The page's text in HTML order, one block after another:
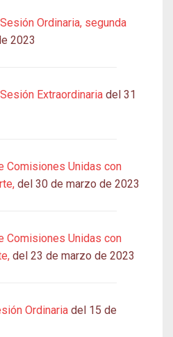
Ordinaria, segunda
2023
Extraordinaria del 31
Comisiones Unidas con
del 30 de marzo de 2023
Comisiones Unidas con
del 23 de marzo de 2023
Ordinaria del 15 de